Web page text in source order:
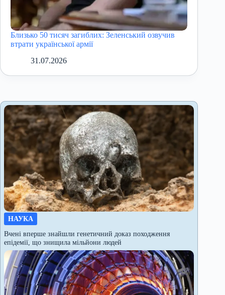
Близько 50 тисяч загиблих: Зеленський озвучив
втрати української армії
31.07.2026
НАУКА
Вчені вперше знайшли генетичний доказ походження
епідемії, що знищила мільйони людей